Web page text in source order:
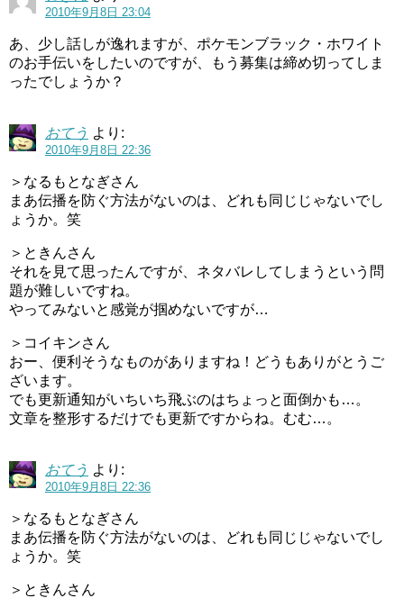
2010年9月8日 23:04
あ、少し話しが逸れますが、ポケモンブラック・ホワイト
のお手伝いをしたいのですが、もう募集は締め切ってしま
ったでしょうか？
おてう より:
2010年9月8日 22:36
＞なるもとなぎさん
まあ伝播を防ぐ方法がないのは、どれも同じじゃないでし
ょうか。笑
＞ときんさん
それを見て思ったんですが、ネタバレしてしまうという問
題が難しいですね。
やってみないと感覚が掴めないですが…
＞コイキンさん
おー、便利そうなものがありますね！どうもありがとうご
ざいます。
でも更新通知がいちいち飛ぶのはちょっと面倒かも…。
文章を整形するだけでも更新ですからね。むむ…。
おてう より:
2010年9月8日 22:36
＞なるもとなぎさん
まあ伝播を防ぐ方法がないのは、どれも同じじゃないでし
ょうか。笑
＞ときんさん